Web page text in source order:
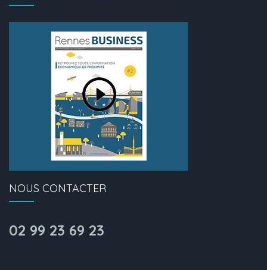
NOUS CONTACTER
02 99 23 69 23